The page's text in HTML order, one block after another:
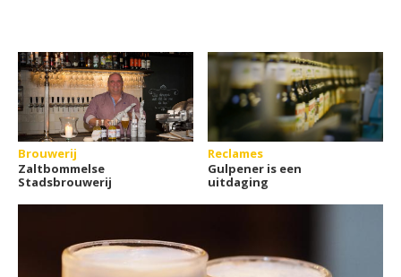
Brouwerij
Zaltbommelse
Stadsbrouwerij
Reclames
Gulpener is een
uitdaging